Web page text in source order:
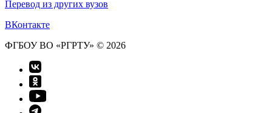
Перевод из других вузов
ВКонтакте
ФГБОУ ВО «РГРТУ» © 2026